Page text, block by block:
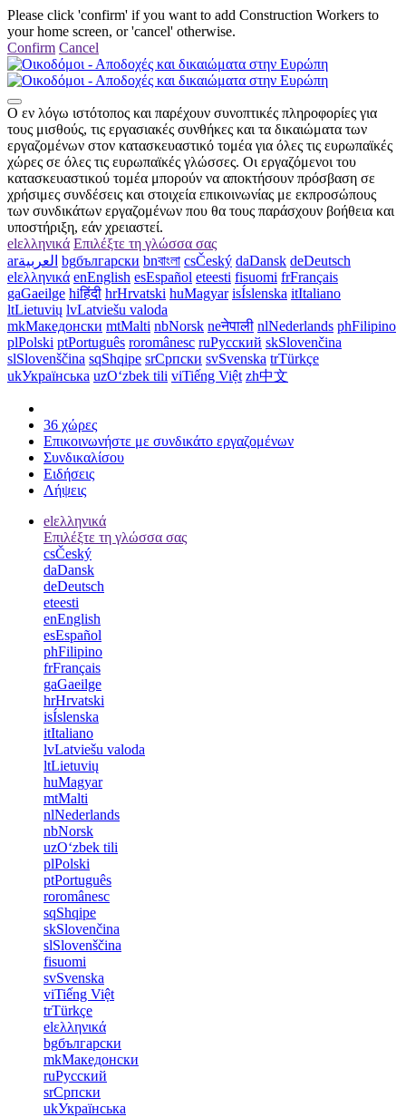
Please click 'confirm' if you want to add Construction Workers to
your home screen, or 'cancel' otherwise.
Confirm Cancel
Ο εν λόγω ιστότοπος και παρέχουν συνοπτικές πληροφορίες για
τους μισθούς, τις εργασιακές συνθήκες και τα δικαιώματα των
εργαζομένων στον κατασκευαστικό τομέα για όλες τις ευρωπαϊκές
χώρες σε όλες τις ευρωπαϊκές γλώσσες. Οι εργαζόμενοι του
κατασκευαστικού τομέα μπορούν να αποκτήσουν πρόσβαση σε
χρήσιμες συνδέσεις και στοιχεία επικοινωνίας με εκπροσώπους
των συνδικάτων εργαζομένων που θα τους παράσχουν βοήθεια και
υποστήριξη, εάν χρειαστεί.
elελληνικά Επιλέξτε τη γλώσσα σας
arالعربية bgбългарски bnবাংলা csČeský daDansk deDeutsch
elελληνικά enEnglish esEspañol eteesti fisuomi frFrançais
gaGaeilge hiहिंदी hrHrvatski huMagyar isÍslenska itItaliano
ltLietuvių lvLatviešu valoda
mkМакедонски mtMalti nbNorsk neनेपाली nlNederlands phFilipino
plPolski ptPortuguês roromânesc ruРусский skSlovenčina
slSlovenščina sqShqipe srСрпски svSvenska trTürkçe
ukУкраїнська uzOʻzbek tili viTiếng Việt zh中文
36 χώρες
Επικοινωνήστε με συνδικάτο εργαζομένων
Συνδικαλίσου
Ειδήσεις
Λήψεις
elελληνικά
Επιλέξτε τη γλώσσα σας
csČeský
daDansk
deDeutsch
eteesti
enEnglish
esEspañol
phFilipino
frFrançais
gaGaeilge
hrHrvatski
isÍslenska
itItaliano
lvLatviešu valoda
ltLietuvių
huMagyar
mtMalti
nlNederlands
nbNorsk
uzOʻzbek tili
plPolski
ptPortuguês
roromânesc
sqShqipe
skSlovenčina
slSlovenščina
fisuomi
svSvenska
viTiếng Việt
trTürkçe
elελληνικά
bgбългарски
mkМакедонски
ruРусский
srСрпски
ukУкраїнська